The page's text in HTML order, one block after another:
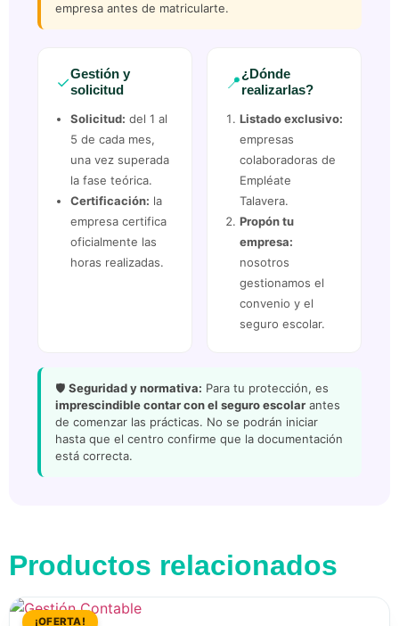
empresa antes de matricularte.
✓Gestión y
solicitud
Solicitud: del 1 al
5 de cada mes,
una vez superada
la fase teórica.
Certificación: la
empresa certifica
oficialmente las
horas realizadas.
📍¿Dónde
realizarlas?
Listado exclusivo:
empresas
colaboradoras de
Empléate
Talavera.
Propón tu
empresa:
nosotros
gestionamos el
convenio y el
seguro escolar.
🛡️ Seguridad y normativa: Para tu protección, es
imprescindible contar con el seguro escolar antes
de comenzar las prácticas. No se podrán iniciar
hasta que el centro confirme que la documentación
está correcta.
Productos relacionados
¡OFERTA!